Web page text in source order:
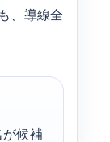
、導線全
が候補